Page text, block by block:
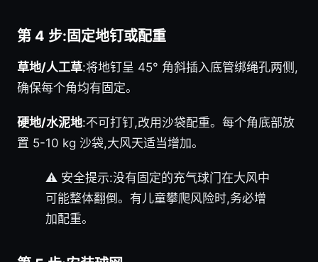
第 4 步:固定地钉或配重
草地/人工草:将地钉呈 45° 角斜插入底管绑绳孔两侧,
确保每个角均有固定。
硬地/水泥地:不可打钉,改用沙袋配重。每个角底部放
置 5-10 kg 沙袋,大风天适当增加。
⚠️ 安全提示:没有固定的充气球门在大风中
可能整体翻倒。有儿童攀爬风险时,务必增
加配重。